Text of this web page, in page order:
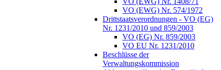
VO (EWG) Nr. 574/1972
Drittstaatsverordnungen - VO (EG)
Nr. 1231/2010 und 859/2003
VO (EG) Nr. 859/2003
VO EU Nr. 1231/2010
Beschlüsse der
Verwaltungskommission